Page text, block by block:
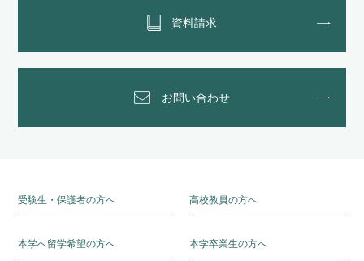
資料請求
お問い合わせ
受験生・保護者の方へ 高校教員の方へ
本学へ留学希望の方へ 本学卒業生の方へ